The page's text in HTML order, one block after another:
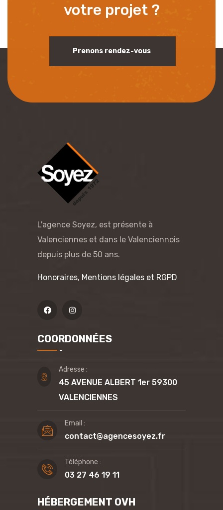
votre projet ?
Prenons rendez-vous
L'agence Soyez, est présente à
Valenciennes et dans le Valenciennois
depuis plus de 50 ans.
Honoraires, Mentions légales et RGPD
COORDONNÉES
Adresse :
45 AVENUE ALBERT 1er 59300
VALENCIENNES
Email :
contact@agencesoyez.fr
Téléphone :
03 27 46 19 11
HÉBERGEMENT OVH